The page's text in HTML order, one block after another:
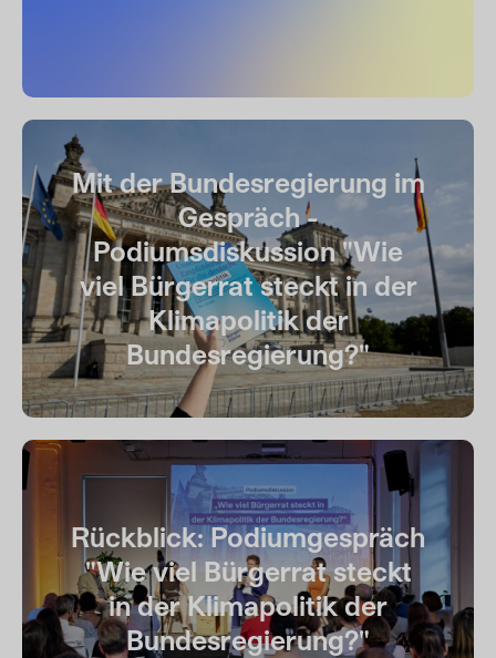
Mit der Bundesregierung im
Gespräch -
Podiumsdiskussion "Wie
viel Bürgerrat steckt in der
Klimapolitik der
Bundesregierung?"
Rückblick: Podiumgespräch
"Wie viel Bürgerrat steckt
in der Klimapolitik der
Bundesregierung?"